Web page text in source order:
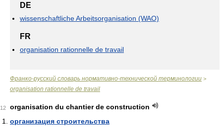
DE
wissenschaftliche Arbeitsorganisation (WAO)
FR
organisation rationnelle de travail
Франко-русский словарь нормативно-технической терминологии >
organisation rationnelle de travail
12
organisation du chantier de construction
организация строительства